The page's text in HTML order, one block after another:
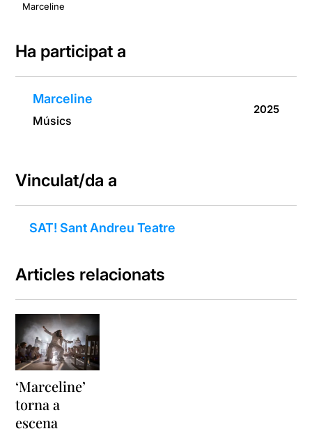
Marceline
Ha participat a
Marceline
Músics
2025
Vinculat/da a
SAT! Sant Andreu Teatre
Articles relacionats
‘Marceline’
torna a
escena